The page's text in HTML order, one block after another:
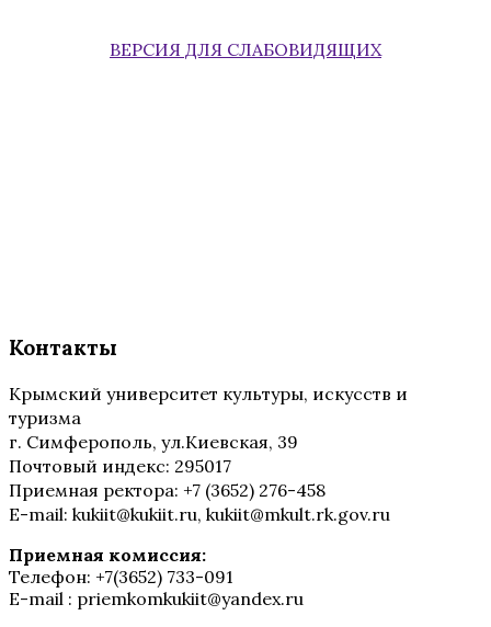
ВЕРСИЯ ДЛЯ СЛАБОВИДЯЩИХ
Контакты
Крымский университет культуры, искусств и
туризма
г. Симферополь, ул.Киевская, 39
Почтовый индекс: 295017
Приемная ректора: +7 (3652) 276-458
E-mail: kukiit@kukiit.ru, kukiit@mkult.rk.gov.ru
Приемная комиссия:
Телефон: +7(3652) 733-091
E-mail : priemkomkukiit@yandex.ru